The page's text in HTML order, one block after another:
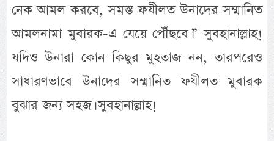
নেক আমল করবে, সমস্ত ফযীলত উনাদের সম্মানিত
আমলনামা মুবারক-এ যেয়ে পৌঁছবে।” সুবহানাল্লাহ!
যদিও উনারা কোন কিছুর মুহতাজ নন, তারপরেও
সাধারণভাবে উনাদের সম্মানিত ফযীলত মুবারক
বুঝার জন্য সহজ। সুবহানাল্লাহ!